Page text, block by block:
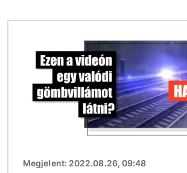
Megjelent: 2022.08.26, 09:48